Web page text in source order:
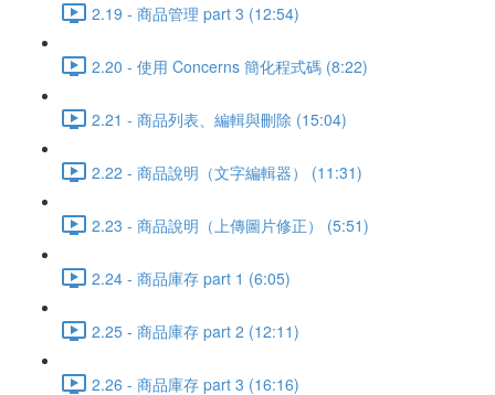
2.19 - 商品管理 part 3 (12:54)
2.20 - 使用 Concerns 簡化程式碼 (8:22)
2.21 - 商品列表、編輯與刪除 (15:04)
2.22 - 商品說明（文字編輯器） (11:31)
2.23 - 商品說明（上傳圖片修正） (5:51)
2.24 - 商品庫存 part 1 (6:05)
2.25 - 商品庫存 part 2 (12:11)
2.26 - 商品庫存 part 3 (16:16)